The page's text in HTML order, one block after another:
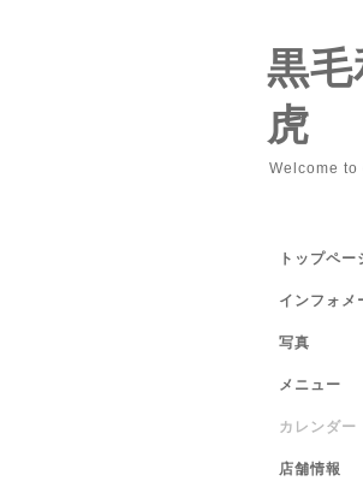
黒
虎
Welcome to
トップペー
インフォメ
写真
メニュー
カレンダー
店舗情報